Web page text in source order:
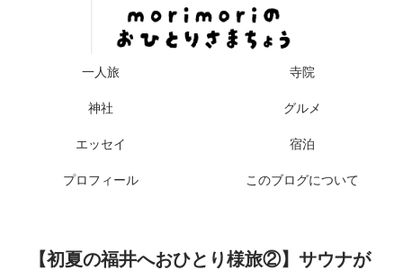
一人旅 寺院
神社 グルメ
エッセイ 宿泊
プロフィール このブログについて
【初夏の福井へおひとり様旅②】サウナが